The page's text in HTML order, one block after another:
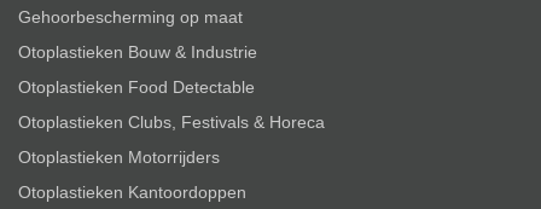
Gehoorbescherming op maat
Otoplastieken Bouw & Industrie
Otoplastieken Food Detectable
Otoplastieken Clubs, Festivals & Horeca
Otoplastieken Motorrijders
Otoplastieken Kantoordoppen